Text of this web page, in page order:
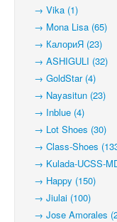
→ Vika (1)
→ Mona Lisa (65)
→ КалориЯ (23)
→ ASHIGULI (32)
→ GoldStar (4)
→ Nayasitun (23)
→ Inblue (4)
→ Lot Shoes (30)
→ Class-Shoes
→ Kulada-UCSS-
→ Happy (150)
→ Jiulai (100)
→ Jose Amorales